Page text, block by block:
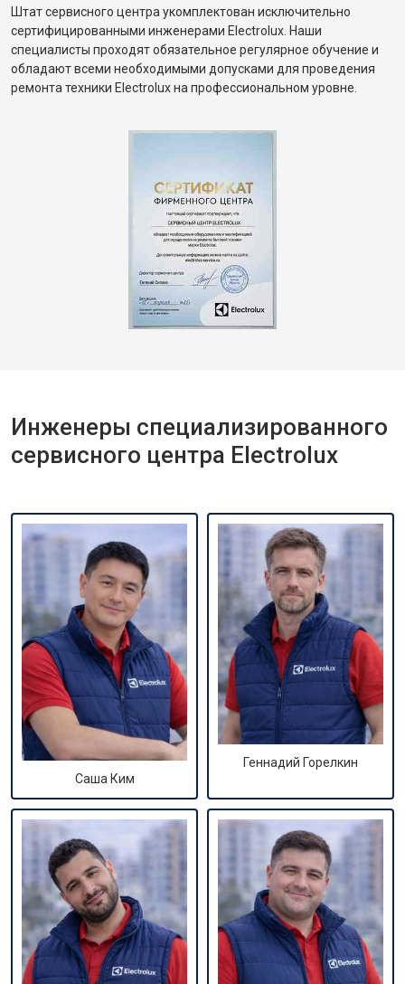
Штат сервисного центра укомплектован исключительно
сертифицированными инженерами Electrolux. Наши
специалисты проходят обязательное регулярное обучение и
обладают всеми необходимыми допусками для проведения
ремонта техники Electrolux на профессиональном уровне.
Инженеры специализированного
сервисного центра Electrolux
Саша Ким
Геннадий Горелкин